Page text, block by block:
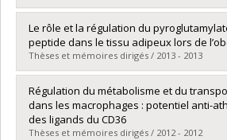
Diplômé(e) :Mulumba, Mukandila
Cycle :Doctorat
Diplôme obtenu :Ph. D.
Lien vers le document dans Papyrus
Le rôle et la régulation du
peptide dans le tissu adipeux lors de
Thèses et mémoires dirigés / 2013 - 2013
Diplômé(e) :Jossart, Christian
Cycle :Doctorat
Diplôme obtenu :Ph. D.
Lien vers le document dans Papyrus
Régulation du métabolisme et du
dans les macrophages : potentiel anti-
des ligands du CD36
Thèses et mémoires dirigés / 2012 - 2012